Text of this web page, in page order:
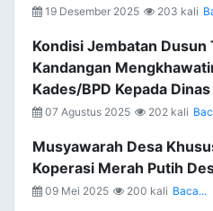
19 Desember 2025 203 kali
Kondisi Jembatan Dusun
Kandangan
Kades/BPD Kepada Dinas
07 Agustus 2025 202 kali
Musyawarah Desa
Koperasi Merah Putih
09 Mei 2025 200 kali Baca...